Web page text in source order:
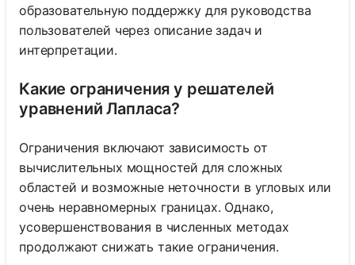
образовательную поддержку для руководства
пользователей через описание задач и
интерпретации.
Какие ограничения у решателей
уравнений Лапласа?
Ограничения включают зависимость от
вычислительных мощностей для сложных
областей и возможные неточности в угловых или
очень неравномерных границах. Однако,
усовершенствования в численных методах
продолжают снижать такие ограничения.